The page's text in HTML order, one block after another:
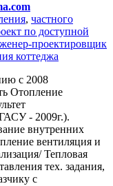
, частного
по доступной
проектировщик
коттеджа
с 2008
Отопление
- 2009г.).
внутренних
вентиляция и
Тепловая
тех. задания,
с